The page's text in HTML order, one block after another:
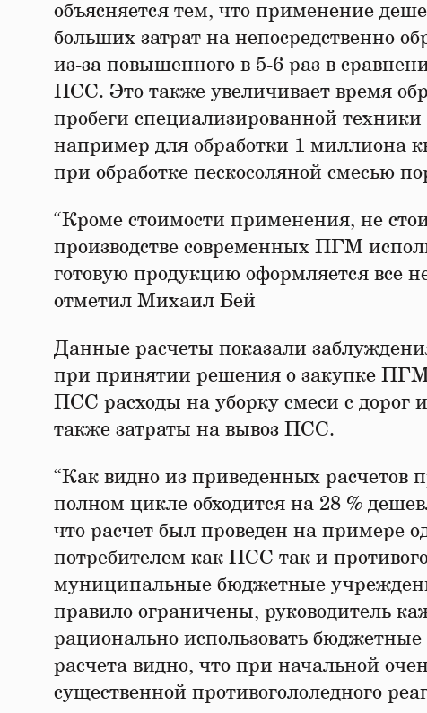
объясняется тем, что применение
больших затрат на непосредственно
из-за повышенного в 5-6 раз в
ПСС. Это также увеличивает время
пробеги специализированной
например для обработки 1 миллиона
при обработке пескосоляной смесью
“Кроме стоимости применения, не
производстве современных ПГМ
готовую продукцию оформляется все
отметил Михаил Бей
Данные расчеты показали
при принятии решения о закупке
ПСС расходы на уборку смеси с дорог
также затраты на вывоз ПСС.
“Как видно из приведенных расчетов
полном цикле обходится на 28 %
что расчет был проведен на примере
потребителем как ПСС так и
муниципальные бюджетные
правило ограничены, руководитель
рационально использовать
расчета видно, что при начальной
существенной противогололедного